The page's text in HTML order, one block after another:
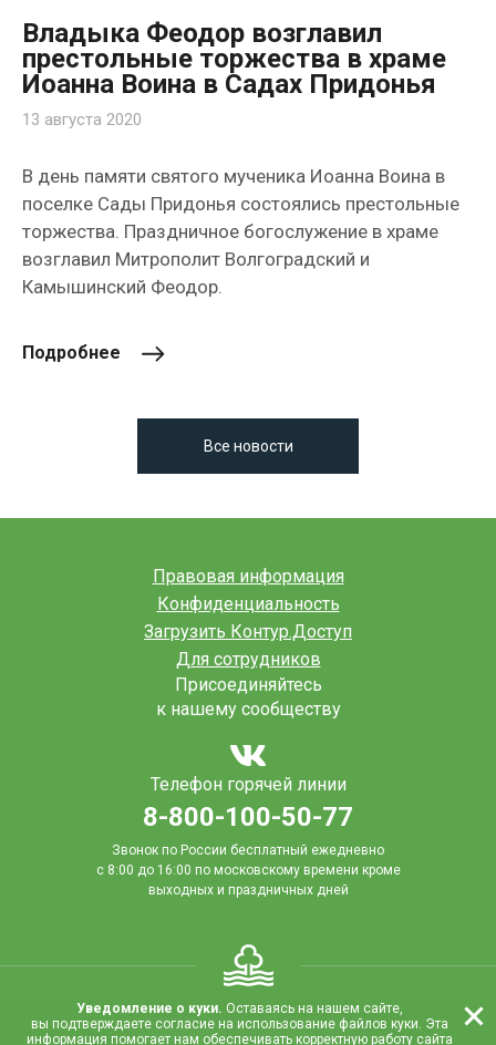
Владыка Феодор возглавил
престольные торжества в храме
Иоанна Воина в Садах Придонья
13 августа 2020
В день памяти святого мученика Иоанна Воина в
поселке Сады Придонья состоялись престольные
торжества. Праздничное богослужение в храме
возглавил Митрополит Волгоградский и
Камышинский Феодор.
Подробнее
Все новости
Правовая информация
Конфиденциальность
Загрузить Контур.Доступ
Для сотрудников
Присоединяйтесь
к нашему сообществу
Телефон горячей линии
8-800-100-50-77
Звонок по России бесплатный ежедневно
с 8:00 до 16:00 по московскому времени кроме
выходных и праздничных дней
Copyright © «Сады Придонья»
Уведомление о куки. Оставаясь на нашем сайте,
вы подтверждаете согласие на использование файлов куки. Эта
информация помогает нам обеспечивать корректную работу сайта